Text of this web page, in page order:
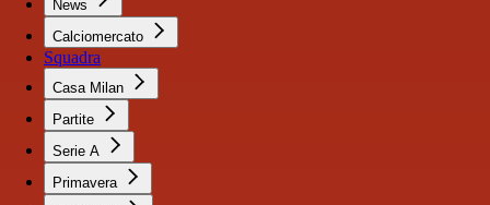
News
Calciomercato
Squadra
Casa Milan
Partite
Serie A
Primavera